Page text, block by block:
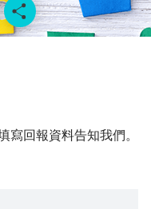
回報資料告知我們。